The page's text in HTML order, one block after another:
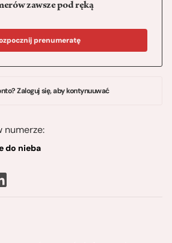
zawsze pod ręką
prenumeratę
Zaloguj się, aby kontynuuwać
numerze:
do nieba